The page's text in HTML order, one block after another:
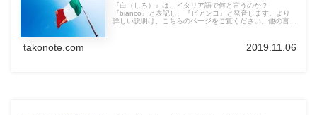
『白（しろ）』は、イタリア語で何と言うのか？
『bianco』と表記し、『ビアンコ』と発音します。より
詳しい説明は、こちらのページをご覧ください。他の言語
takonote.com 2019.11.06